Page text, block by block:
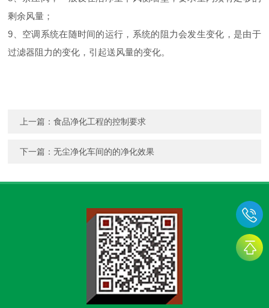
剩余风量；
9、空调系统在随时间的运行，系统的阻力会发生变化，是由于
过滤器阻力的变化，引起送风量的变化。
上一篇：食品净化工程的控制要求
下一篇：无尘净化车间的的净化效果